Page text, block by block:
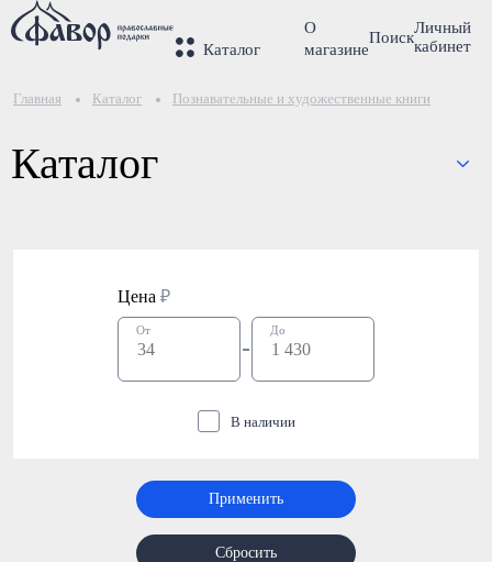
Каталог
О
магазине
Поиск
Личный
кабинет
Главная Каталог Познавательные и художественные книги
Каталог
Цена ₽
От До
В наличии
Применить
Сбросить